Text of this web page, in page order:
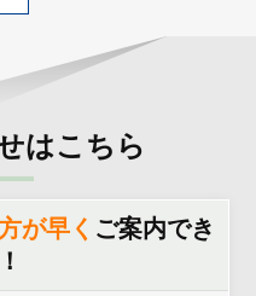
はこちら
が早く ご案内でき